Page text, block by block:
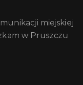
miejskiej
w Pruszczu